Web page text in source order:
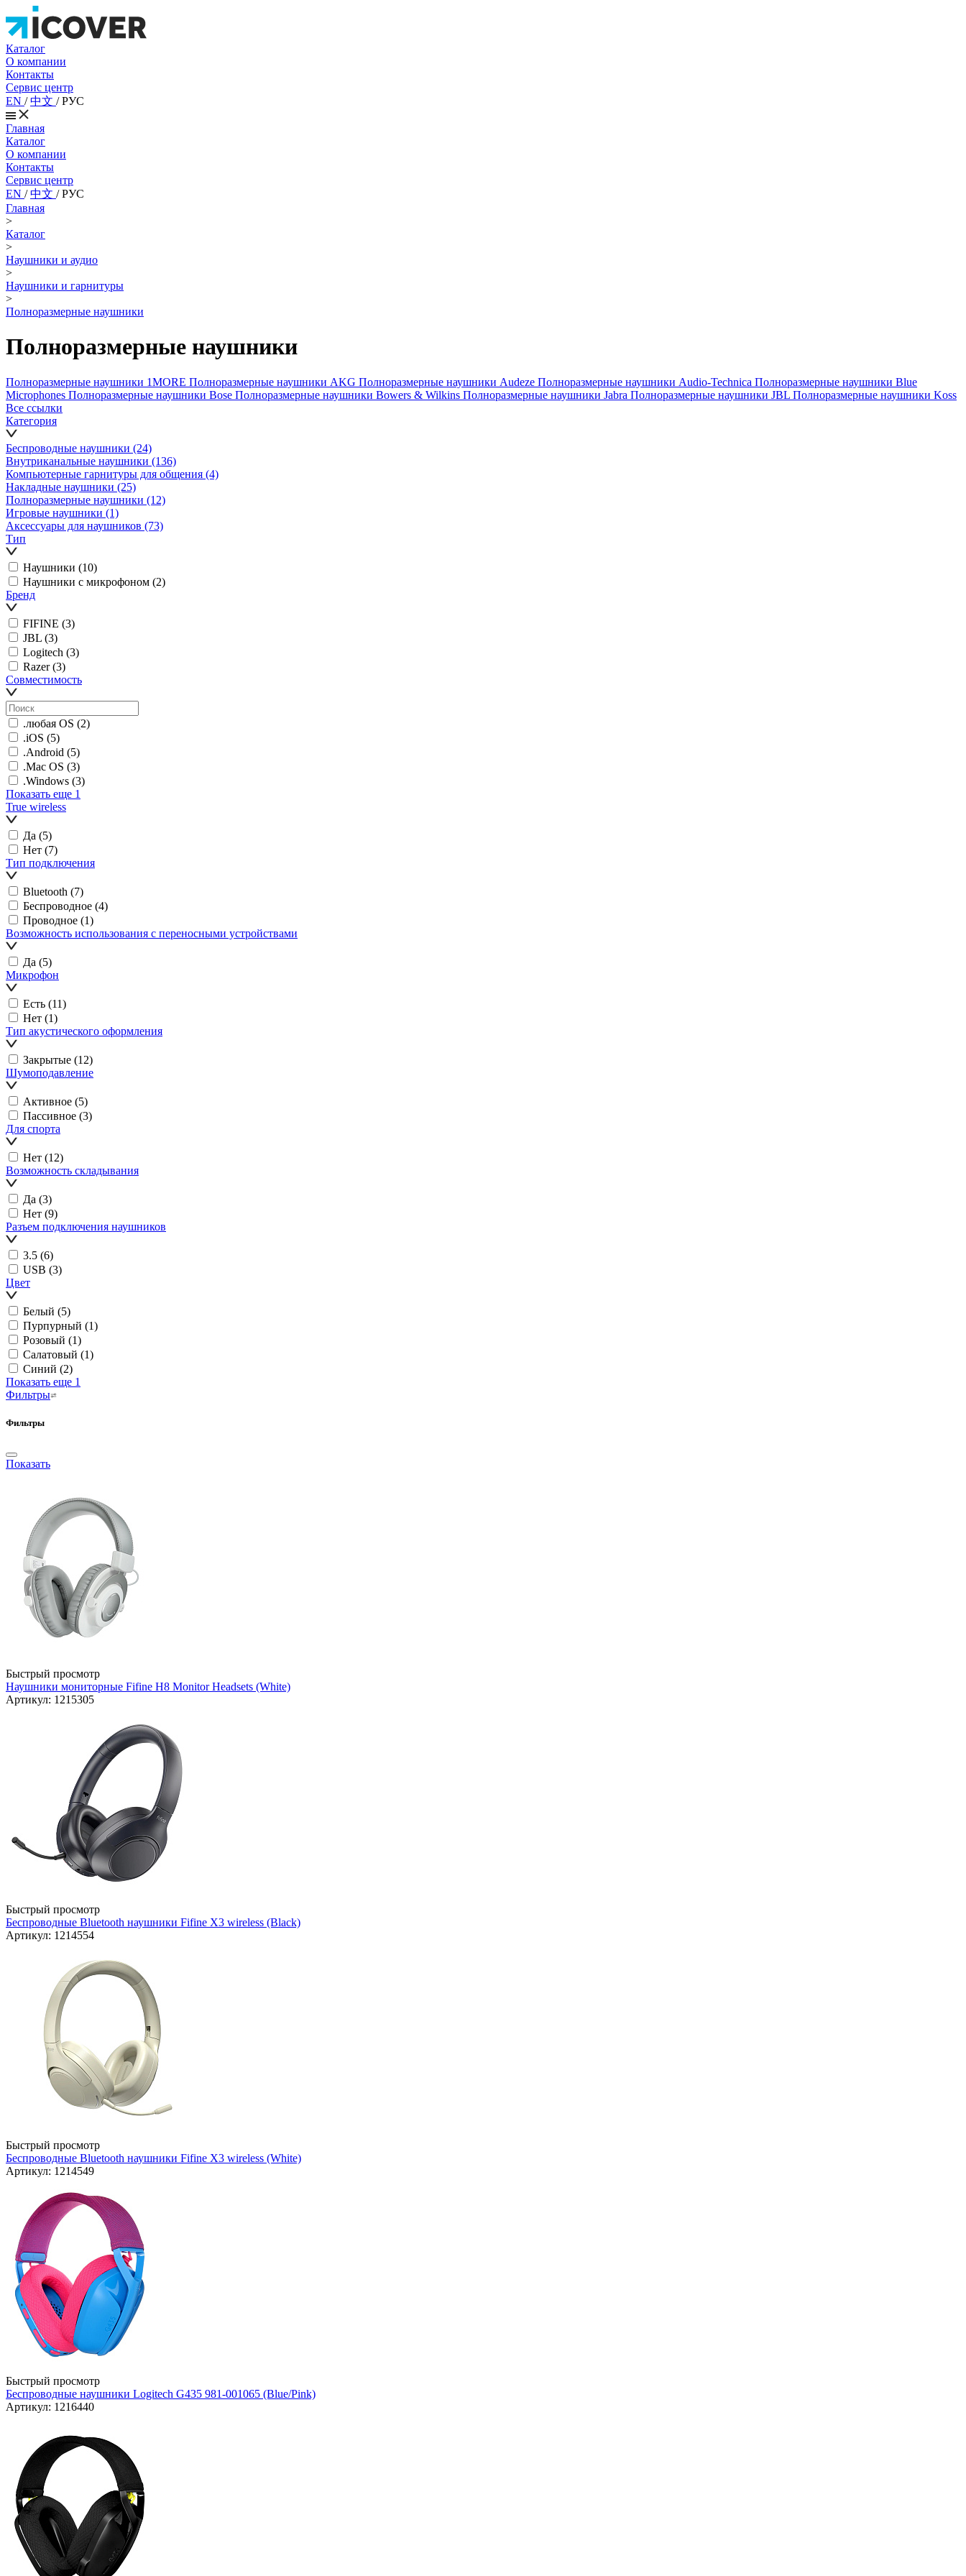
Каталог
О компании
Контакты
Сервис центр
EN /中文 /РУС
Главная
Каталог
О компании
Контакты
Сервис центр
EN /中文 /РУС
Главная
>
Каталог
>
Наушники и аудио
>
Наушники и гарнитуры
>
Полноразмерные наушники
Полноразмерные наушники
Полноразмерные наушники 1MORE Полноразмерные наушники AKG Полноразмерные наушники Audeze Полноразмерные наушники Audio-Technica Полноразмерные наушники Blue
Microphones Полноразмерные наушники Bose Полноразмерные наушники Bowers & Wilkins Полноразмерные наушники Jabra Полноразмерные наушники JBL Полноразмерные наушники Koss
Все ссылки
Категория
Беспроводные наушники (24)
Внутриканальные наушники (136)
Компьютерные гарнитуры для общения (4)
Накладные наушники (25)
Полноразмерные наушники (12)
Игровые наушники (1)
Аксессуары для наушников (73)
Тип
Наушники (10)
Наушники с микрофоном (2)
Бренд
FIFINE (3)
JBL (3)
Logitech (3)
Razer (3)
Совместимость
.любая OS (2)
.iOS (5)
.Android (5)
.Mac OS (3)
.Windows (3)
Показать еще 1
True wireless
Да (5)
Нет (7)
Тип подключения
Bluetooth (7)
Беспроводное (4)
Проводное (1)
Возможность использования с переносными устройствами
Да (5)
Микрофон
Есть (11)
Нет (1)
Тип акустического оформления
Закрытые (12)
Шумоподавление
Активное (5)
Пассивное (3)
Для спорта
Нет (12)
Возможность складывания
Да (3)
Нет (9)
Разъем подключения наушников
3.5 (6)
USB (3)
Цвет
Белый (5)
Пурпурный (1)
Розовый (1)
Салатовый (1)
Синий (2)
Показать еще 1
Фильтры
Фильтры
Показать
Быстрый просмотр
Наушники мониторные Fifine H8 Monitor Headsets (White)
Артикул: 1215305
Быстрый просмотр
Беспроводные Bluetooth наушники Fifine X3 wireless (Black)
Артикул: 1214554
Быстрый просмотр
Беспроводные Bluetooth наушники Fifine X3 wireless (White)
Артикул: 1214549
Быстрый просмотр
Беспроводные наушники Logitech G435 981-001065 (Blue/Pink)
Артикул: 1216440